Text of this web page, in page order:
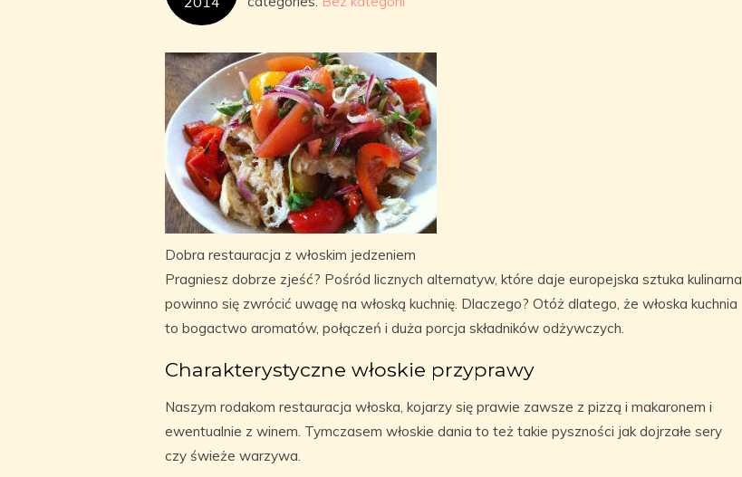
Dobra restauracja z włoskim jedzeniem
Pragniesz dobrze zjeść? Pośród licznych alternatyw, które daje europejska sztuka kulinarna
powinno się zwrócić uwagę na włoską kuchnię. Dlaczego? Otóż dlatego, że włoska kuchnia
to bogactwo aromatów, połączeń i duża porcja składników odżywczych.
Charakterystyczne włoskie przyprawy
Naszym rodakom restauracja włoska, kojarzy się prawie zawsze z pizzą i makaronem i
ewentualnie z winem. Tymczasem włoskie dania to też takie pyszności jak dojrzałe sery
czy świeże warzywa.